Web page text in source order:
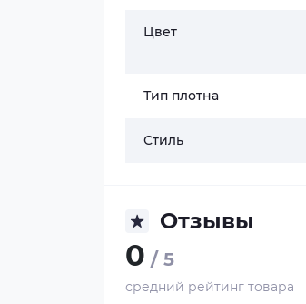
Цвет
Тип плотна
Стиль
Отзывы
0 / 5
средний рейтинг товара